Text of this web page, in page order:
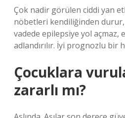
Çok nadir görülen ciddi yan
nöbetleri kendiliğinden
vadede epilepsiye yol açmaz,
adlandırılır. İyi prognozlu bir
Çocuklara
zararlı mı?